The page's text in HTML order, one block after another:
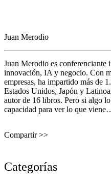
Juan Merodio
Juan Merodio es conferenciante
innovación, IA y negocio. Con
empresas, ha impartido más de
Estados Unidos, Japón y
autor de 16 libros. Pero si algo
capacidad para ver lo que
Compartir >>
Categorías